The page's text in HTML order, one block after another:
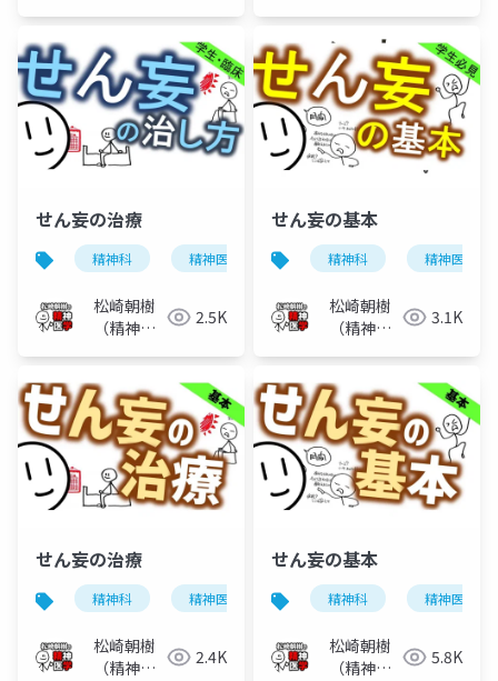
せん妄の治療
精神科 精神医学 せん妄
松崎朝樹
（精神科
2.5K
せん妄の基本
精神科 精神医学
松崎朝樹
（精神科
3.1K
せん妄の治療
精神科 精神医学 せん妄
松崎朝樹
（精神科
2.4K
せん妄の基本
精神科 精神医学
松崎朝樹
（精神科
5.8K